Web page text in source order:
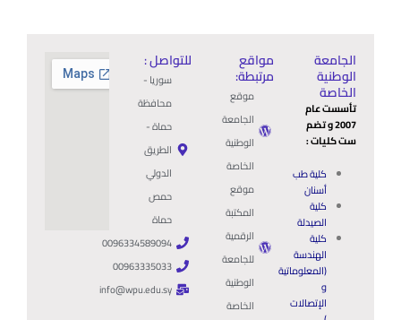
الجامعة
الوطنية
الخاصة
تأسست عام
2007 و تضم
ست كليات :
كلية طب
أسنان
كلية
الصيدلة
كلية
الهندسة
(المعلوماتية
و
الإتصالات
مواقع
مرتبطة:
موقع
الجامعة
الوطنية
الخاصة
موقع
المكتبة
الرقمية
للجامعة
الوطنية
الخاصة
للتواصل :
سوريا -
محافظة
حماة -
الطريق
الدولي
حمص
حماة
0096334589094
00963335033
info@wpu.edu.sy